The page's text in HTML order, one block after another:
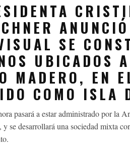
SE
UBICADOS
MADERO, EN
COMO ISLA
pasará a estar administrado por la
se desarrollará una sociedad mixta